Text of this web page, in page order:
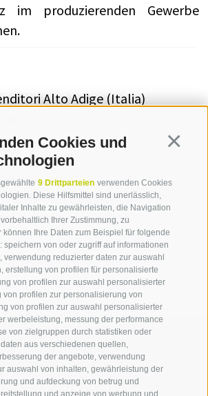
Cookies und
9 Drittparteien verwenden Cookies
Diese Hilfsmittel sind unerlässlich,
Inhalte zu gewährleisten, die Navigation
Ihrer Zustimmung, zu
können Ihre Daten zum Beispiel für folgende
speichern von oder zugriff auf informationen
verwendung reduzierter daten zur auswahl
erstellung von profilen für personalisierte
von profilen zur auswahl personalisierter
von profilen zur personalisierung von
von profilen zur auswahl personalisierter
werbeleistung, messung der performance
von zielgruppen durch statistiken oder
aus verschiedenen quellen,
der angebote, verwendung
auswahl von inhalten, gewährleistung der
und aufdeckung von betrug und
und anzeige von werbung und
im produzierenden Gewerbe
Alto Adige (Italia)
e Coltivatori Diretti
(Italia)
& Service Gen (Italia)
l'Energia Alto Adige - CasaClima
Sie uns